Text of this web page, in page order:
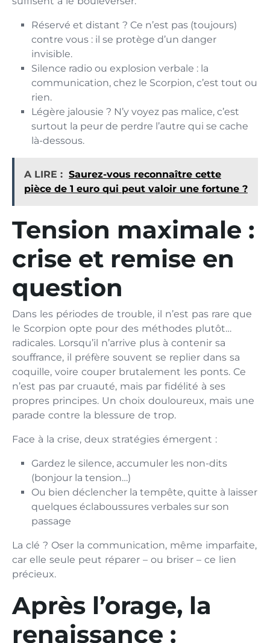
Réservé et distant ? Ce n’est pas (toujours)
contre vous : il se protège d’un danger
invisible.
Silence radio ou explosion verbale : la
communication, chez le Scorpion, c’est tout ou
rien.
Légère jalousie ? N’y voyez pas malice, c’est
surtout la peur de perdre l’autre qui se cache
là-dessous.
A LIRE : Saurez-vous reconnaître cette
pièce de 1 euro qui peut valoir une fortune ?
Tension maximale :
crise et remise en
question
Dans les périodes de trouble, il n’est pas rare que
le Scorpion opte pour des méthodes plutôt…
radicales. Lorsqu’il n’arrive plus à contenir sa
souffrance, il préfère souvent se replier dans sa
coquille, voire couper brutalement les ponts. Ce
n’est pas par cruauté, mais par fidélité à ses
propres principes. Un choix douloureux, mais une
parade contre la blessure de trop.
Face à la crise, deux stratégies émergent :
Gardez le silence, accumuler les non-dits
(bonjour la tension…)
Ou bien déclencher la tempête, quitte à laisser
quelques éclaboussures verbales sur son
passage
La clé ? Oser la communication, même imparfaite,
car elle seule peut réparer – ou briser – ce lien
précieux.
Après l’orage, la
renaissance :